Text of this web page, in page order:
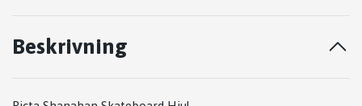
Beskrivning